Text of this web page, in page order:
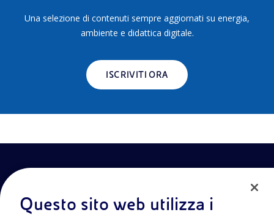
Una selezione di contenuti sempre aggiornati su energia,
ambiente e didattica digitale.
ISCRIVITI ORA
Questo sito web utilizza i